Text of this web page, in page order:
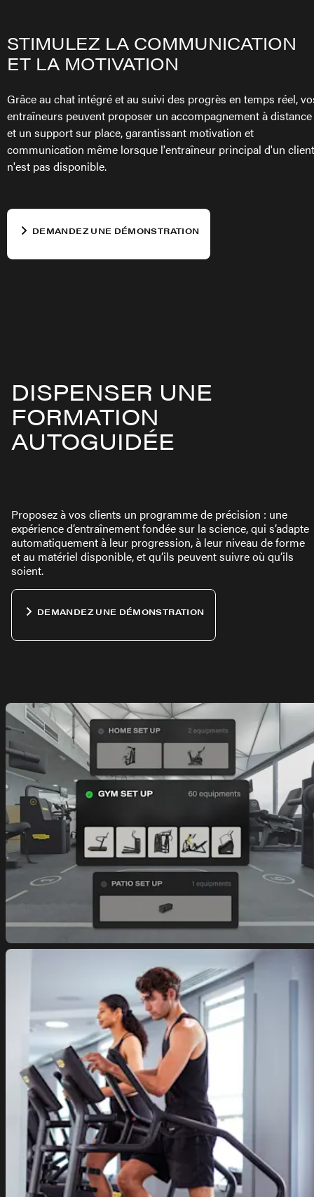
STIMULEZ LA COMMUNICATION
ET LA MOTIVATION
Grâce au chat intégré et au suivi des progrès en temps réel,
entraîneurs peuvent proposer un accompagnement à distance
et un support sur place, garantissant motivation et
communication même lorsque l'entraîneur principal d'un client
n'est pas disponible.
DEMANDEZ UNE DÉMONSTRATION
DISPENSER UNE
FORMATION
AUTOGUIDÉE
Proposez à vos clients un programme de précision : une
expérience d’entraînement fondée sur la science, qui s’adapte
automatiquement à leur progression, à leur niveau de forme
et au matériel disponible, et qu’ils peuvent suivre où qu’ils
soient.
DEMANDEZ UNE DÉMONSTRATION